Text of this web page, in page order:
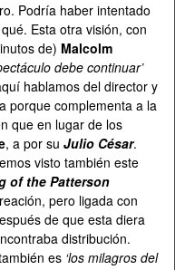
Podría haber intentado
Esta otra visión, con
de) Malcolm
debe continuar’
hablamos del director y
porque complementa a la
que en lugar de los
, a por su Julio César.
visto también este
of the Patterson
pero ligada con
de que esta diera
distribución.
es ‘los milagros del